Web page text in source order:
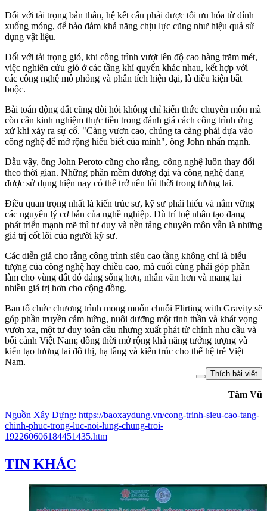
Đối với tải trọng bản thân, hệ kết cấu phải được tối ưu hóa từ đỉnh
xuống móng, để bảo đảm khả năng chịu lực cũng như hiệu quả sử
dụng vật liệu.
Đối với tải trọng gió, khi công trình vượt lên độ cao hàng trăm mét,
việc nghiên cứu gió ở các tầng khí quyển khác nhau, kết hợp với
các công nghệ mô phỏng và phân tích hiện đại, là điều kiện bắt
buộc.
Bài toán động đất cũng đòi hỏi không chỉ kiến thức chuyên môn mà
còn cần kinh nghiệm thực tiễn trong đánh giá cách công trình ứng
xử khi xảy ra sự cố. "Càng vươn cao, chúng ta càng phải dựa vào
công nghệ để mở rộng hiểu biết của mình", ông John nhấn mạnh.
Dẫu vậy, ông John Peroto cũng cho rằng, công nghệ luôn thay đổi
theo thời gian. Những phần mềm đương đại và công nghệ đang
được sử dụng hiện nay có thể trở nên lỗi thời trong tương lai.
Điều quan trọng nhất là kiến trúc sư, kỹ sư phải hiểu và nắm vững
các nguyên lý cơ bản của nghề nghiệp. Dù trí tuệ nhân tạo đang
phát triển mạnh mẽ thì tư duy và nền tảng chuyên môn vẫn là những
giá trị cốt lõi của người kỹ sư.
Các diễn giả cho rằng công trình siêu cao tầng không chỉ là biểu
tượng của công nghệ hay chiều cao, mà cuối cùng phải góp phần
làm cho vùng đất đó đáng sống hơn, nhân văn hơn và mang lại
nhiều giá trị hơn cho cộng đồng.
Ban tổ chức chương trình mong muốn chuỗi Flirting with Gravity sẽ
góp phần truyền cảm hứng, nuôi dưỡng một tinh thần và khát vọng
vươn xa, một tư duy toàn cầu nhưng xuất phát từ chính nhu cầu và
bối cảnh Việt Nam; đồng thời mở rộng khả năng tưởng tượng và
kiến tạo tương lai đô thị, hạ tầng và kiến trúc cho thế hệ trẻ Việt
Nam.
Thích bài viết
Tâm Vũ
Nguồn Xây Dựng: https://baoxaydung.vn/cong-trinh-sieu-cao-tang-
chinh-phuc-trong-luc-noi-lung-chung-troi-
192260606184451435.htm
TIN KHÁC